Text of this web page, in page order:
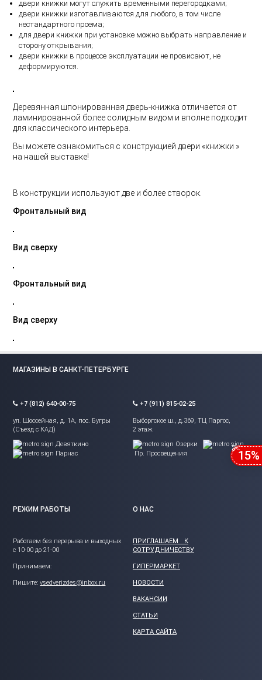
двери книжки могут служить временными перегородками;
двери книжки изготавливаются для любого, в том числе
нестандартного проема;
для двери книжки при установке можно выбрать направление и
сторону открывания;
двери книжки в процессе эксплуатации не провисают, не
деформируются.
Деревянная шпонированная дверь-книжка отличается от
ламинированной более солидным видом и вполне подходит
для классического интерьера.
Вы можете ознакомиться с конструкцией двери «книжки »
на нашей выставке!
В конструкции используют две и более створок.
Фронтальный вид
Вид сверху
Фронтальный вид
Вид сверху
МАГАЗИНЫ В САНКТ-ПЕТЕРБУРГЕ
+7 (812) 640-00-75
ул. Шоссейная, д. 1А, пос. Бугры
(Съезд с КАД)
Девяткино
Парнас
+7 (911) 815-02-25
Выборгское ш., д.369, ТЦ Паргос,
2 этаж
Озерки
Пр. Просвещения
РЕЖИМ РАБОТЫ
Работаем без перерыва и выходных
с 10-00 до 21-00
Принимаем:
Пишите:vsedverizdes@inbox.ru
О НАС
ПРИГЛАШАЕМ К
СОТРУДНИЧЕСТВУ
ГИПЕРМАРКЕТ
НОВОСТИ
ВАКАНСИИ
СТАТЬИ
КАРТА САЙТА
15%